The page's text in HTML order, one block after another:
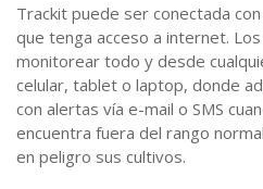
Trackit puede ser conectada
que tenga acceso a internet.
monitorear todo y desde
celular, tablet o laptop, donde
con alertas vía e-mail o SMS
encuentra fuera del rango
en peligro sus cultivos.